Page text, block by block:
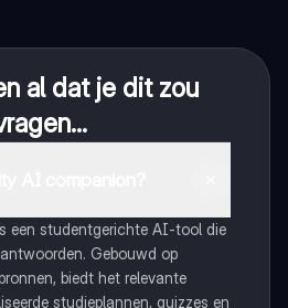
al dat je dit zou
een studentgerichte AI-tool die
Gebouwd op
biedt het relevante
studieplannen, quizzes en